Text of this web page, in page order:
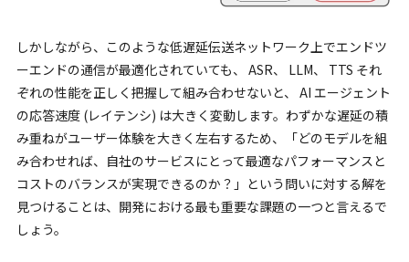
しかしながら、このような低遅延伝送ネットワーク上でエンドツ
ーエンドの通信が最適化されていても、 ASR、 LLM、 TTS それ
ぞれの性能を正しく把握して組み合わせないと、 AI エージェント
の応答速度 (レイテンシ) は大きく変動します。わずかな遅延の積
み重ねがユーザー体験を大きく左右するため、「どのモデルを組
み合わせれば、自社のサービスにとって最適なパフォーマンスと
コストのバランスが実現できるのか？」という問いに対する解を
見つけることは、開発における最も重要な課題の一つと言えるで
しょう。